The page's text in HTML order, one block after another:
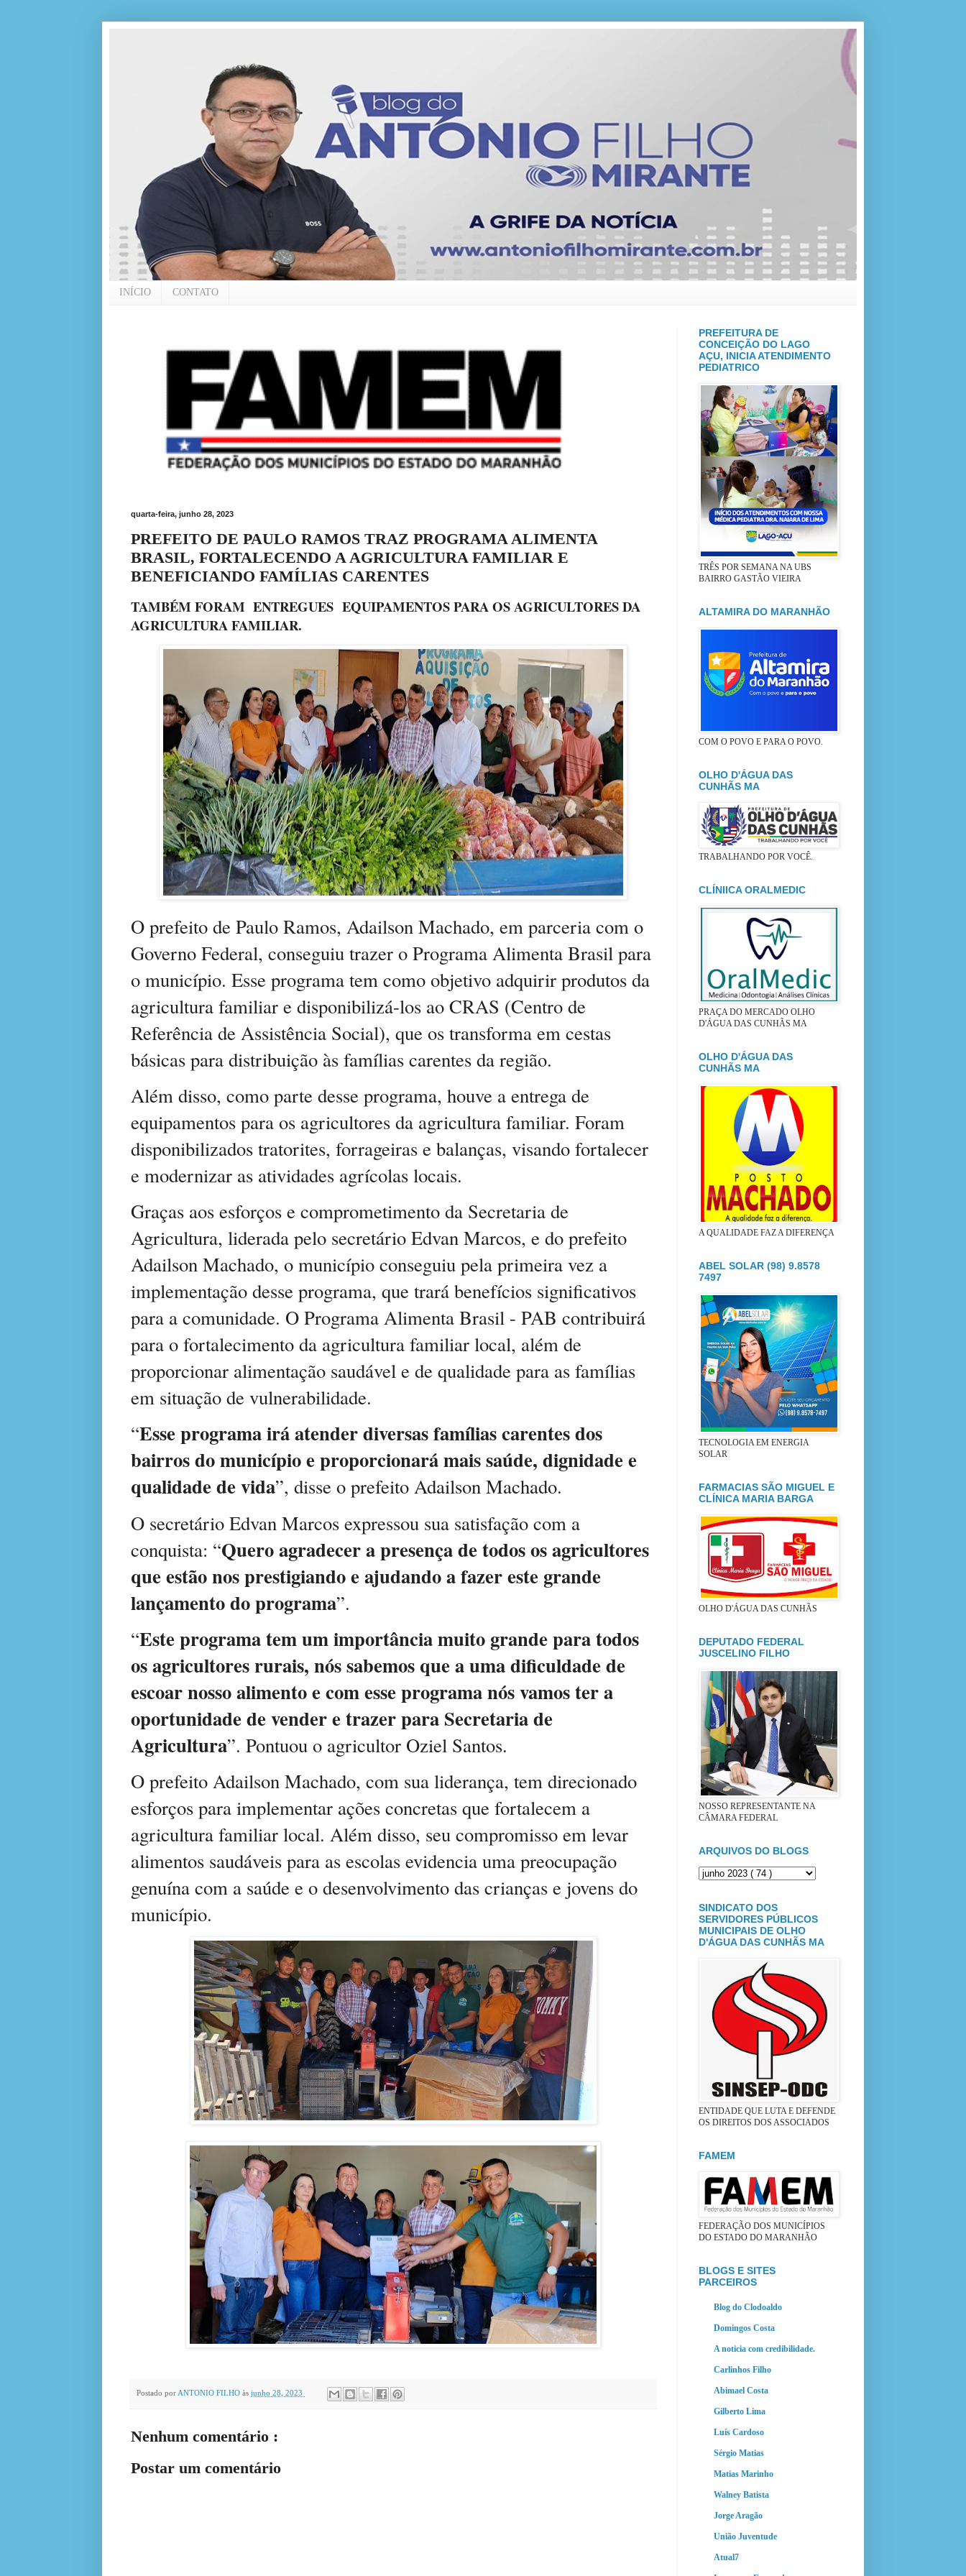
INÍCIO CONTATO
quarta-feira, junho 28, 2023
PREFEITO DE PAULO RAMOS TRAZ PROGRAMA ALIMENTA
BRASIL, FORTALECENDO A AGRICULTURA FAMILIAR E
BENEFICIANDO FAMÍLIAS CARENTES
TAMBÉM FORAM ENTREGUES EQUIPAMENTOS PARA OS AGRICULTORES DA
AGRICULTURA FAMILIAR.
O prefeito de Paulo Ramos, Adailson Machado, em parceria com o
Governo Federal, conseguiu trazer o Programa Alimenta Brasil para
o município. Esse programa tem como objetivo adquirir produtos da
agricultura familiar e disponibilizá-los ao CRAS (Centro de
Referência de Assistência Social), que os transforma em cestas
básicas para distribuição às famílias carentes da região.
Além disso, como parte desse programa, houve a entrega de
equipamentos para os agricultores da agricultura familiar. Foram
disponibilizados tratorites, forrageiras e balanças, visando fortalecer
e modernizar as atividades agrícolas locais.
Graças aos esforços e comprometimento da Secretaria de
Agricultura, liderada pelo secretário Edvan Marcos, e do prefeito
Adailson Machado, o município conseguiu pela primeira vez a
implementação desse programa, que trará benefícios significativos
para a comunidade. O Programa Alimenta Brasil - PAB contribuirá
para o fortalecimento da agricultura familiar local, além de
proporcionar alimentação saudável e de qualidade para as famílias
em situação de vulnerabilidade.
“Esse programa irá atender diversas famílias carentes dos
bairros do município e proporcionará mais saúde, dignidade e
qualidade de vida”, disse o prefeito Adailson Machado.
O secretário Edvan Marcos expressou sua satisfação com a
conquista: “Quero agradecer a presença de todos os agricultores
que estão nos prestigiando e ajudando a fazer este grande
lançamento do programa”.
“Este programa tem um importância muito grande para todos
os agricultores rurais, nós sabemos que a uma dificuldade de
escoar nosso alimento e com esse programa nós vamos ter a
oportunidade de vender e trazer para Secretaria de
Agricultura”. Pontuou o agricultor Oziel Santos.
O prefeito Adailson Machado, com sua liderança, tem direcionado
esforços para implementar ações concretas que fortalecem a
agricultura familiar local. Além disso, seu compromisso em levar
alimentos saudáveis para as escolas evidencia uma preocupação
genuína com a saúde e o desenvolvimento das crianças e jovens do
município.
Postado por ANTONIO FILHO às junho 28, 2023
Nenhum comentário :
Postar um comentário
PREFEITURA DE
CONCEIÇÃO DO LAGO
AÇU, INICIA ATENDIMENTO
PEDIATRICO
TRÊS POR SEMANA NA UBS
BAIRRO GASTÃO VIEIRA
ALTAMIRA DO MARANHÃO
COM O POVO E PARA O POVO.
OLHO D'ÁGUA DAS
CUNHÃS MA
TRABALHANDO POR VOCÊ.
CLÍNIICA ORALMEDIC
PRAÇA DO MERCADO OLHO
D'ÁGUA DAS CUNHÃS MA
OLHO D'ÁGUA DAS
CUNHÃS MA
A QUALIDADE FAZ A DIFERENÇA
ABEL SOLAR (98) 9.8578
7497
TECNOLOGIA EM ENERGIA
SOLAR
FARMACIAS SÃO MIGUEL E
CLÍNICA MARIA BARGA
OLHO D'ÁGUA DAS CUNHÃS
DEPUTADO FEDERAL
JUSCELINO FILHO
NOSSO REPRESENTANTE NA
CÂMARA FEDERAL
ARQUIVOS DO BLOGS
SINDICATO DOS
SERVIDORES PÚBLICOS
MUNICIPAIS DE OLHO
D'ÁGUA DAS CUNHÃS MA
ENTIDADE QUE LUTA E DEFENDE
OS DIREITOS DOS ASSOCIADOS
FAMEM
FEDERAÇÃO DOS MUNICÍPIOS
DO ESTADO DO MARANHÃO
BLOGS E SITES
PARCEIROS
Blog do Clodoaldo
Domingos Costa
A noticia com credibilidade.
Carlinhos Filho
Abimael Costa
Gilberto Lima
Luís Cardoso
Sérgio Matias
Matias Marinho
Walney Batista
Jorge Aragão
União Juventude
Atual7